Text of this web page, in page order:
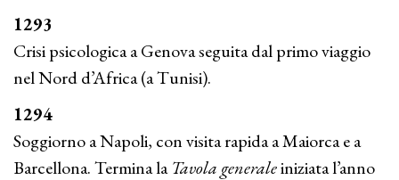
1293
Crisi psicologica a Genova seguita dal primo viaggio
nel Nord d’Africa (a Tunisi).
1294
Soggiorno a Napoli, con visita rapida a Maiorca e a
Barcellona. Termina laTavola generaleiniziata l’anno